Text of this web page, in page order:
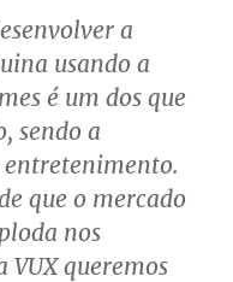
a
usando a
é um dos que
sendo a
que o mercado
nos
VUX queremos